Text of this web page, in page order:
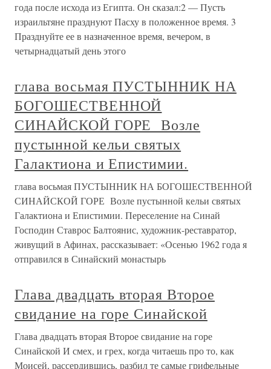
года после исхода из Египта. Он сказал:2 — Пусть
израильтяне празднуют Пасху в положенное время. 3
Празднуйте ее в назначенное время, вечером, в
четырнадцатый день этого
глава восьмая ПУСТЫННИК НА
БОГОШЕСТВЕННОЙ
СИНАЙСКОЙ ГОРЕ Возле
пустынной кельи святых
Галактиона и Епистимии.
глава восьмая ПУСТЫННИК НА БОГОШЕСТВЕННОЙ
СИНАЙСКОЙ ГОРЕ Возле пустынной кельи святых
Галактиона и Епистимии. Переселение на Синай
Господин Ставрос Балтоянис, художник-реставратор,
живущий в Афинах, рассказывает: «Осенью 1962 года я
отправился в Синайский монастырь
Глава двадцать вторая Второе
свидание на горе Синайской
Глава двадцать вторая Второе свидание на горе
Синайской И смех, и грех, когда читаешь про то, как
Моисей, рассердившись, разбил те самые грифельные